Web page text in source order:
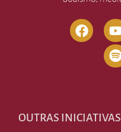
OUTRAS INICIATIVAS